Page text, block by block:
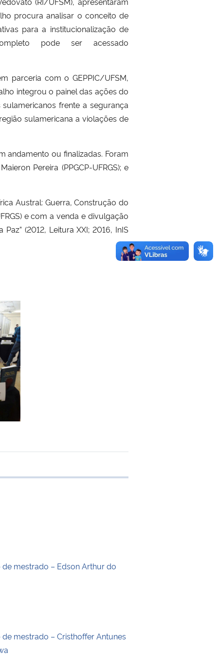
procura analisar o conceito de
para a institucionalização de
pode ser acessado
parceria com o GEPPIC/UFSM,
integrou o painel das ações do
frente a segurança
sulamericana a violações de
andamento ou finalizadas. Foram
Pereira (PPGCP-UFRGS); e
Austral: Guerra, Construção do
e com a venda e divulgação
(2012, Leitura XXI; 2016, InIS
de mestrado – Edson Arthur do
mestrado – Cristhoffer Antunes